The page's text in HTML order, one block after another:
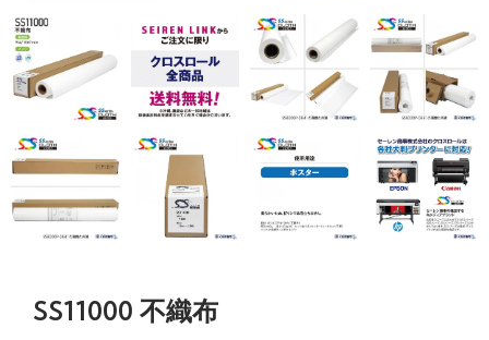
SS11000 不織布